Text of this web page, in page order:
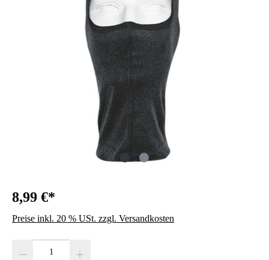
8,99 €*
Preise inkl. 20 % USt. zzgl. Versandkosten